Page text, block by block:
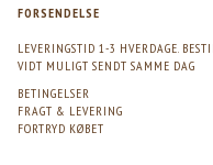
FORSENDELSE
LEVERINGSTID 1-3 HVERDAGE.
VIDT MULIGT SENDT SAMME DAG
BETINGELSER
FRAGT & LEVERING
FORTRYD KØBET